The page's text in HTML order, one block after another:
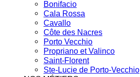
Bonifacio
Cala Rossa
Cavallo
Côte des Nacres
Porto Vecchio
Propriano et Valinco
Saint-Florent
Ste-Lucie de Porto-Vecchio